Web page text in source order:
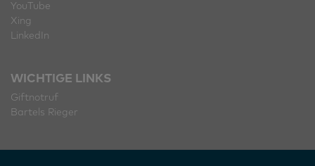
YouTube
Xing
LinkedIn
WICHTIGE LINKS
Giftnotruf
Bartels Rieger